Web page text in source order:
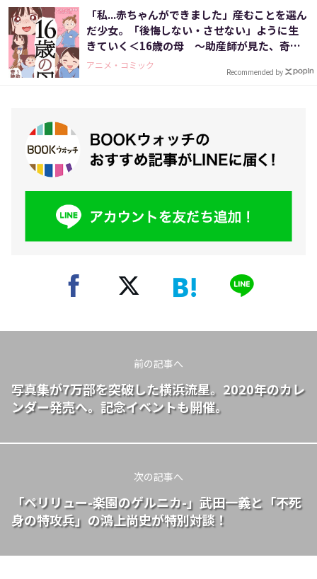
「私...赤ちゃんができました」――産むことを選ん
だ少女。「後悔しない・させない」ように生
きていく＜16歳の母 ～助産師が見た、奇跡
の出産物語～＞
アニメ・コミック
Recommended by
前の記事へ
写真集が7万部を突破した横浜流星。2020年のカレ
ンダー発売へ。記念イベントも開催。
次の記事へ
「ペリリュー-楽園のゲルニカ-」武田一義と「不死
身の特攻兵」の鴻上尚史が特別対談！